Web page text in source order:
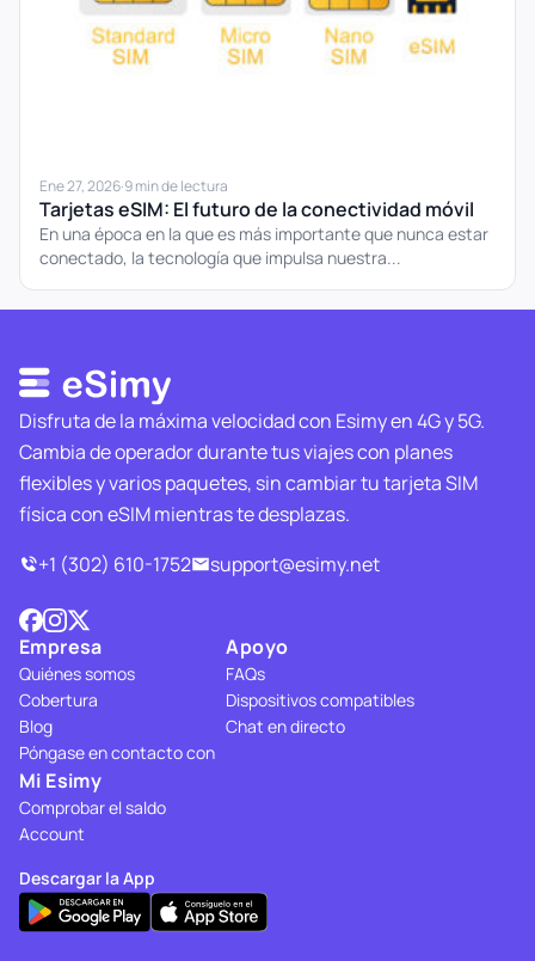
Ene 27, 2026·9 min de lectura
Tarjetas eSIM: El futuro de la conectividad móvil
En una época en la que es más importante que nunca estar
conectado, la tecnología que impulsa nuestra...
Disfruta de la máxima velocidad con Esimy en 4G y 5G.
Cambia de operador durante tus viajes con planes
flexibles y varios paquetes, sin cambiar tu tarjeta SIM
física con eSIM mientras te desplazas.
+1 (302) 610-1752
support@esimy.net
Empresa
Quiénes somos
Cobertura
Blog
Póngase en contacto con
Apoyo
FAQs
Dispositivos compatibles
Chat en directo
Mi Esimy
Comprobar el saldo
Account
Descargar la App